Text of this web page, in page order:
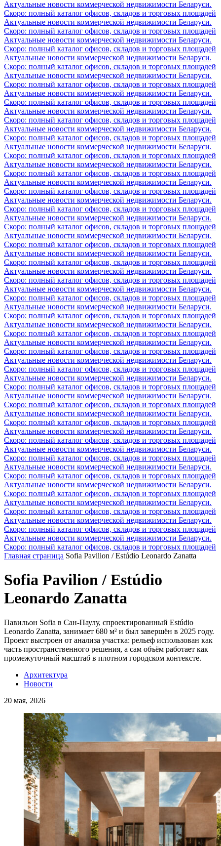
Актуальные новости коммерческой недвижимости Беларуси.
Скоро: полный каталог офисов, складов и торговых площадей
Актуальные новости коммерческой недвижимости Беларуси.
Скоро: полный каталог офисов, складов и торговых площадей
Актуальные новости коммерческой недвижимости Беларуси.
Скоро: полный каталог офисов, складов и торговых площадей
Актуальные новости коммерческой недвижимости Беларуси.
Скоро: полный каталог офисов, складов и торговых площадей
Актуальные новости коммерческой недвижимости Беларуси.
Скоро: полный каталог офисов, складов и торговых площадей
Актуальные новости коммерческой недвижимости Беларуси.
Скоро: полный каталог офисов, складов и торговых площадей
Актуальные новости коммерческой недвижимости Беларуси.
Скоро: полный каталог офисов, складов и торговых площадей
Актуальные новости коммерческой недвижимости Беларуси.
Скоро: полный каталог офисов, складов и торговых площадей
Актуальные новости коммерческой недвижимости Беларуси.
Скоро: полный каталог офисов, складов и торговых площадей
Актуальные новости коммерческой недвижимости Беларуси.
Скоро: полный каталог офисов, складов и торговых площадей
Актуальные новости коммерческой недвижимости Беларуси.
Скоро: полный каталог офисов, складов и торговых площадей
Актуальные новости коммерческой недвижимости Беларуси.
Скоро: полный каталог офисов, складов и торговых площадей
Актуальные новости коммерческой недвижимости Беларуси.
Скоро: полный каталог офисов, складов и торговых площадей
Актуальные новости коммерческой недвижимости Беларуси.
Скоро: полный каталог офисов, складов и торговых площадей
Актуальные новости коммерческой недвижимости Беларуси.
Скоро: полный каталог офисов, складов и торговых площадей
Актуальные новости коммерческой недвижимости Беларуси.
Скоро: полный каталог офисов, складов и торговых площадей
Актуальные новости коммерческой недвижимости Беларуси.
Скоро: полный каталог офисов, складов и торговых площадей
Актуальные новости коммерческой недвижимости Беларуси.
Скоро: полный каталог офисов, складов и торговых площадей
Актуальные новости коммерческой недвижимости Беларуси.
Скоро: полный каталог офисов, складов и торговых площадей
Актуальные новости коммерческой недвижимости Беларуси.
Скоро: полный каталог офисов, складов и торговых площадей
Актуальные новости коммерческой недвижимости Беларуси.
Скоро: полный каталог офисов, складов и торговых площадей
Актуальные новости коммерческой недвижимости Беларуси.
Скоро: полный каталог офисов, складов и торговых площадей
Актуальные новости коммерческой недвижимости Беларуси.
Скоро: полный каталог офисов, складов и торговых площадей
Актуальные новости коммерческой недвижимости Беларуси.
Скоро: полный каталог офисов, складов и торговых площадей
Актуальные новости коммерческой недвижимости Беларуси.
Скоро: полный каталог офисов, складов и торговых площадей
Актуальные новости коммерческой недвижимости Беларуси.
Скоро: полный каталог офисов, складов и торговых площадей
Актуальные новости коммерческой недвижимости Беларуси.
Скоро: полный каталог офисов, складов и торговых площадей
Актуальные новости коммерческой недвижимости Беларуси.
Скоро: полный каталог офисов, складов и торговых площадей
Актуальные новости коммерческой недвижимости Беларуси.
Скоро: полный каталог офисов, складов и торговых площадей
Актуальные новости коммерческой недвижимости Беларуси.
Скоро: полный каталог офисов, складов и торговых площадей
Актуальные новости коммерческой недвижимости Беларуси.
Скоро: полный каталог офисов, складов и торговых площадей
Главная страница Sofia Pavilion / Estúdio Leonardo Zanatta
Sofia Pavilion / Estúdio
Leonardo Zanatta
Павильон Sofia в Сан-Паулу, спроектированный Estúdio
Leonardo Zanatta, занимает 680 м² и был завершён в 2025 году.
Проект выстроен от анализа участка: рельеф использован как
часть пространственного решения, а сам объём работает как
промежуточный масштаб в плотном городском контексте.
Архитектура
Новости
20 мая, 2026